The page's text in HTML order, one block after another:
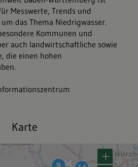
Messwerte, Trends und
das Thema Niedrigwasser.
Kommunen und
auch landwirtschaftliche sowie
die einen hohen
Karte